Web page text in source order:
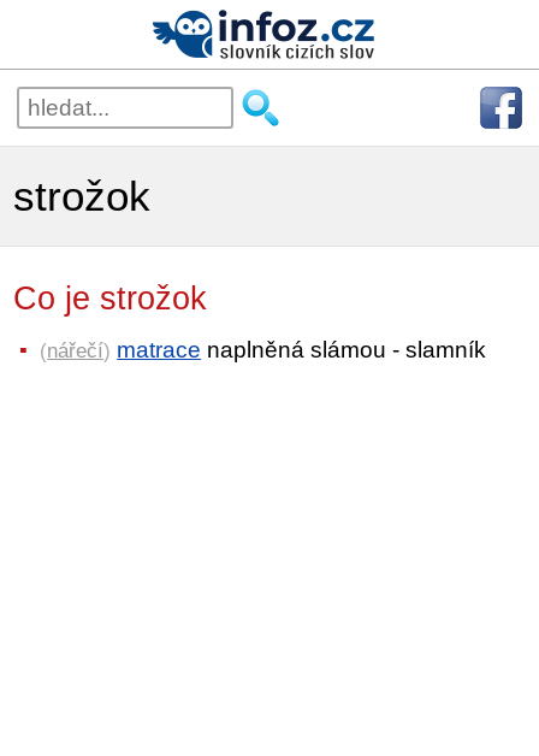
strožok
Co je strožok
(nářečí) matrace naplněná slámou - slamník